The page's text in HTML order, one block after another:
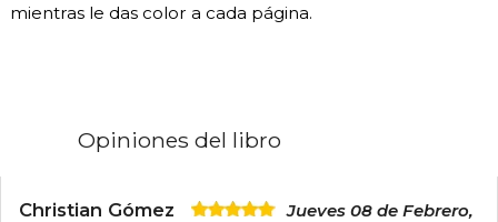
mientras le das color a cada página.
Opiniones del libro
Christian Gómez
Jueves 08 de Febrero,